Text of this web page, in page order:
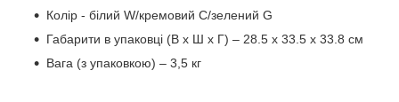
Колір - білий W/кремовий С/зелений G
Габарити в упаковці (В х Ш х Г) – 28.5 х 33.5 х 33.8 см
Вага (з упаковкою) – 3,5 кг